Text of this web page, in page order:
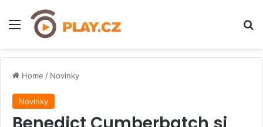
Menu
Home / Novinky
Novinky